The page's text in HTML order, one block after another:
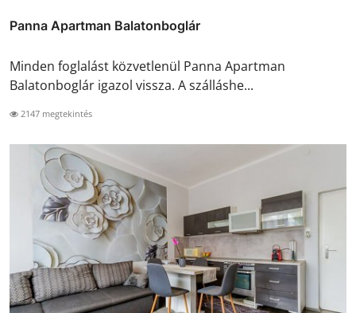
Panna Apartman Balatonboglár
Minden foglalást közvetlenül Panna Apartman
Balatonboglár igazol vissza. A szálláshe...
2147 megtekintés